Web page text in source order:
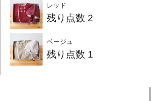
レッド
残り点数 2
ベージュ
残り点数 1